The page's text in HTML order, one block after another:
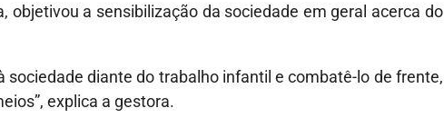
objetivou a sensibilização da sociedade em geral acerca do
sociedade diante do trabalho infantil e combatê-lo de frente,
explica a gestora.